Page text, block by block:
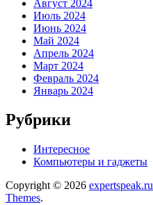
Август 2024
Июль 2024
Июнь 2024
Май 2024
Апрель 2024
Март 2024
Февраль 2024
Январь 2024
Рубрики
Интересное
Компьютеры и гаджеты
Copyright © 2026 expertspeak.ru
Themes.